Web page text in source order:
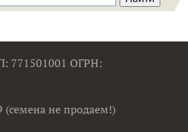
771501001 ОГРН:
(семена не продаем!)